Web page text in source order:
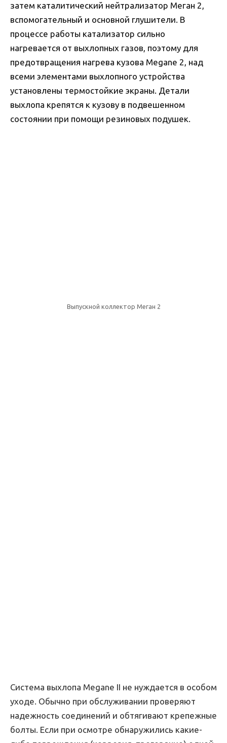
затем каталитический нейтрализатор Меган 2,
вспомогательный и основной глушители. В
процессе работы катализатор сильно
нагревается от выхлопных газов, поэтому для
предотвращения нагрева кузова Megane 2, над
всеми элементами выхлопного устройства
установлены термостойкие экраны. Детали
выхлопа крепятся к кузову в подвешенном
состоянии при помощи резиновых подушек.
Выпускной коллектор Меган 2
Система выхлопа Megane II не нуждается в особом
уходе. Обычно при обслуживании проверяют
надежность соединений и обтягивают крепежные
болты. Если при осмотре обнаружились какие-